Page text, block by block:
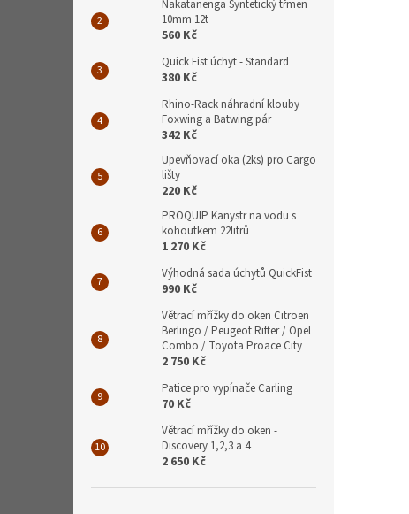
Nakatanenga Syntetický třmen
10mm 12t
560 Kč
Quick Fist úchyt - Standard
380 Kč
Rhino-Rack náhradní klouby
Foxwing a Batwing pár
342 Kč
Upevňovací oka (2ks) pro Cargo
lišty
220 Kč
PROQUIP Kanystr na vodu s
kohoutkem 22litrů
1 270 Kč
Výhodná sada úchytů QuickFist
990 Kč
Větrací mřížky do oken Citroen
Berlingo / Peugeot Rifter / Opel
Combo / Toyota Proace City
2 750 Kč
Patice pro vypínače Carling
70 Kč
Větrací mřížky do oken -
Discovery 1,2,3 a 4
2 650 Kč